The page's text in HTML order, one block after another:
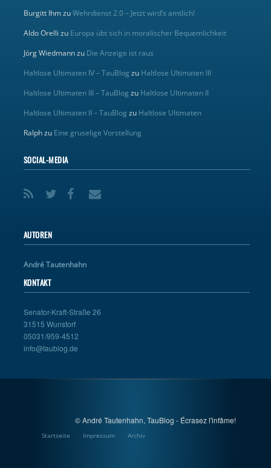
Burgitt IhmzuWehrdienst 2.0 – Jetzt wird’s amtlich!
Aldo Orelli zu Europa übt sich in moralischer Bequemlichkeit
Jörg Wiedmannzu Die Anzeige ist raus
Haltlose Ultimaten IV – TauBlog zu Haltlose Ultimaten III
Haltlose Ultimaten III – TauBlog zu Haltlose Ultimaten II
Haltlose Ultimaten II – TauBlog zu Haltlose Ultimaten
Ralphzu Eine gruselige Vorstellung
SOCIAL-MEDIA
AUTOREN
André Tautenhahn
KONTAKT
Senator-Kraft-Straße 26
31515 Wunstorf
05031/959-4512
info@taublog.de
© André Tautenhahn, TauBlog - Écrasez l'infâme!
Startseite Impressum Archiv